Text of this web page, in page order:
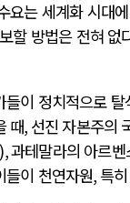
요는 세계화 시대
할 방법은 전혀 없
들이 정치적으로
때, 선진 자본주의
과테말라의 아르벤
들이 천연자원,특